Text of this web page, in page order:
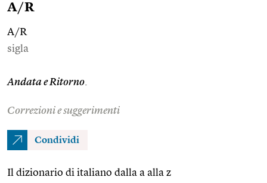
A/R
A/R
sigla
Andata e Ritorno
Correzioni e suggerimenti
Condividi
Il dizionario di italiano dalla a alla z